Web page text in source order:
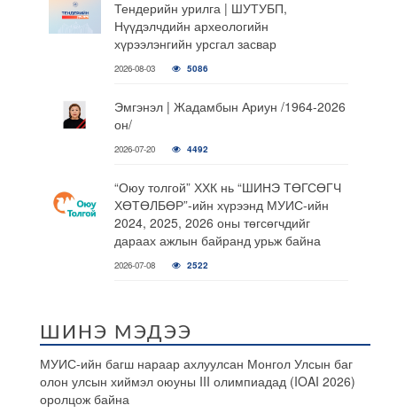
Тендерийн урилга | ШУТУБП,
Нүүдэлчдийн археологийн
хүрээлэнгийн урсгал засвар
2026-08-03 5086
Эмгэнэл | Жадамбын Ариун /1964-2026
он/
2026-07-20 4492
“Оюу толгой” ХХК нь “ШИНЭ ТӨГСӨГЧ
ХӨТӨЛБӨР”-ийн хүрээнд МУИС-ийн
2024, 2025, 2026 оны төгсөгчдийг
дараах ажлын байранд урьж байна
2026-07-08 2522
ШИНЭ МЭДЭЭ
МУИС-ийн багш нараар ахлуулсан Монгол Улсын баг
олон улсын хиймэл оюуны III олимпиадад (IOAI 2026)
оролцож байна